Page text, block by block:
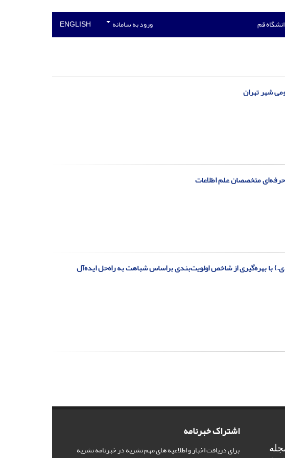
قم ورود به سامانه ENGLISH
شهر تهران
متخصصان علم اطلاعات
با بهره‌گیری از شاخص اولویت‌بندی براساس شباهت به راه‌حل ایده‌آل
اشتراک خبرنامه
برای دریافت اخبار و اطلاعیه های مهم نشریه در خبرنامه نشریه